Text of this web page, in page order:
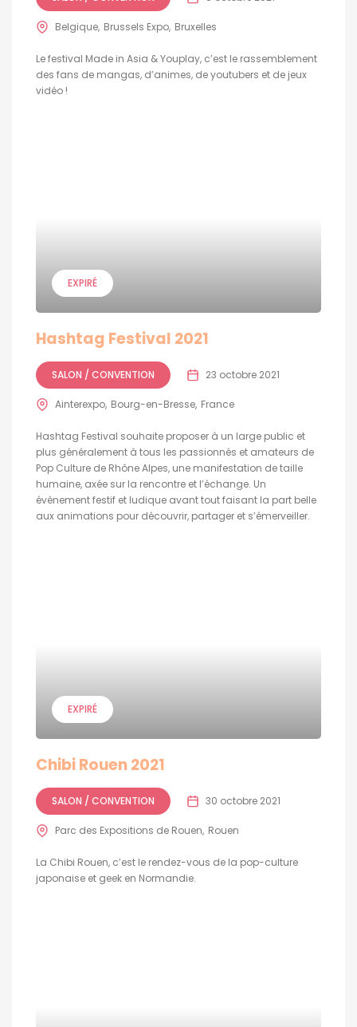
Belgique Brussels Expo Bruxelles
Le festival Made in Asia & Youplay, c’est le rassemblement
des fans de mangas, d’animes, de youtubers et de jeux
vidéo !
EXPIRÉ
Hashtag Festival 2021
SALON / CONVENTION 23 octobre 2021
Ainterexpo Bourg-en-Bresse France
Hashtag Festival souhaite proposer à un large public et
plus généralement à tous les passionnés et amateurs de
Pop Culture de Rhône Alpes, une manifestation de taille
humaine, axée sur la rencontre et l’échange. Un
évènement festif et ludique avant tout faisant la part belle
aux animations pour découvrir, partager et s’émerveiller.
EXPIRÉ
Chibi Rouen 2021
SALON / CONVENTION 30 octobre 2021
Parc des Expositions de Rouen Rouen
La Chibi Rouen, c’est le rendez-vous de la pop-culture
japonaise et geek en Normandie.